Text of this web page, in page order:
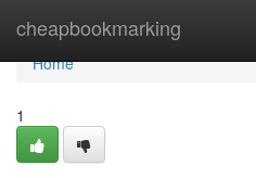
cheapbookmarking
Home
Home
1